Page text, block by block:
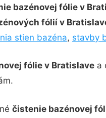
bazénovej fólie v
fólií v
stien bazéna, stavby
fólie v Bratislave a
čistenie bazénovej